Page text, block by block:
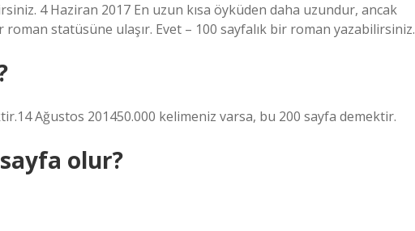
4 Haziran 2017 En uzun kısa öyküden daha uzundur, ancak
statüsüne ulaşır. Evet – 100 sayfalık bir roman yazabilirsiniz.
Ağustos 201450.000 kelimeniz varsa, bu 200 sayfa demektir.
olur?